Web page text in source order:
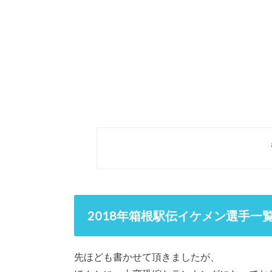
2018年箱根駅伝イケメン選手一
先ほども書かせて頂きましたが、